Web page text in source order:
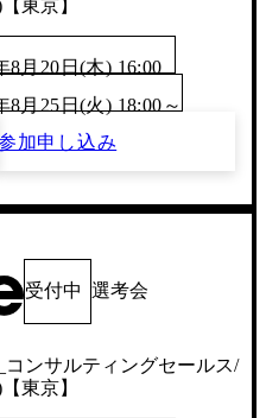
東京】
8月20日(木) 16:00
8月25日(火) 18:00～
加申し込み
受付中 選考会
コンサルティングセールス/
東京】